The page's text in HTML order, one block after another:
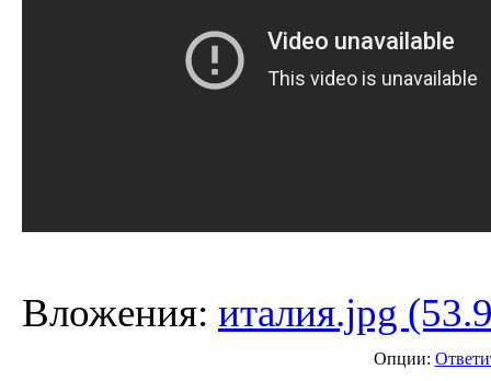
Вложения: италия.jpg
Опции: